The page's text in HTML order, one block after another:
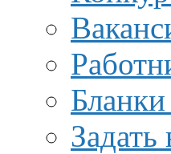
Бланки
Задать